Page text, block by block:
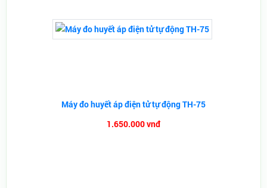
Máy đo huyết áp điện tử tự động TH-75
1.650.000 vnđ